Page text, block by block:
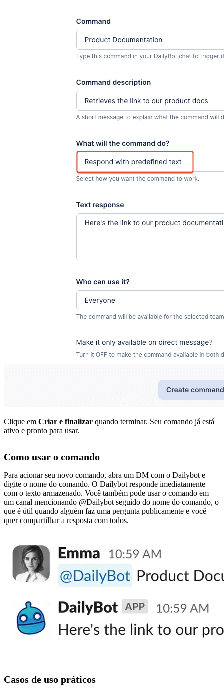
Clique em Criar e finalizar quando terminar. Seu comando já está
ativo e pronto para usar.
Como usar o comando
Para acionar seu novo comando, abra um DM com o Dailybot e
digite o nome do comando. O Dailybot responde imediatamente
com o texto armazenado. Você também pode usar o comando em
um canal mencionando @Dailybot seguido do nome do comando, o
que é útil quando alguém faz uma pergunta publicamente e você
quer compartilhar a resposta com todos.
Casos de uso práticos